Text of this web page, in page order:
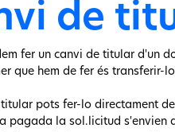
de
fer un canvi de titular d'un
que hem de fer és transferir-
titular pots fer-lo directament
pagada la sol.licitud s'envien